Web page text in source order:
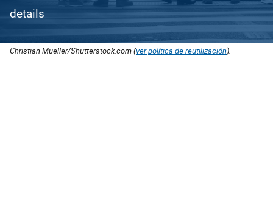
details
Christian Mueller/Shutterstock.com (ver política de reutilización).